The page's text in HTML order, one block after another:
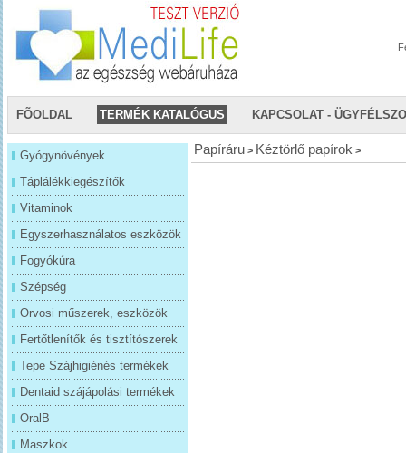
FÕOLDAL TERMÉK KATALÓGUS KAPCSOLAT -
Gyógynövények
Táplálékkiegészítők
Vitaminok
Egyszerhasználatos eszközök
Fogyókúra
Szépség
Orvosi műszerek, eszközök
Fertőtlenítők és tisztítószerek
Tepe Szájhigiénés termékek
Dentaid szájápolási termékek
OralB
Maszkok
Papíráru> Kéztörlő papírok >